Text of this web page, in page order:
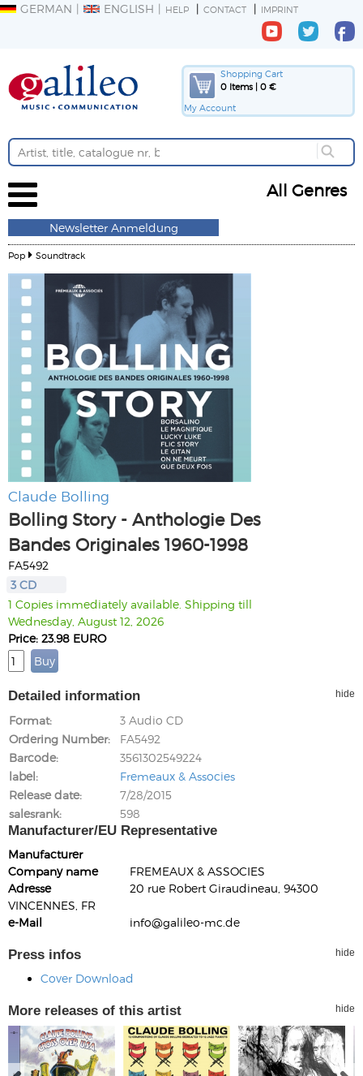
GERMAN ENGLISH HELP CONTACT IMPRINT
Shopping Cart
0 Items | 0 €
My Account
All Genres
Newsletter Anmeldung
Pop Soundtrack
Claude Bolling
Bolling Story - Anthologie Des
Bandes Originales 1960-1998
FA5492
3 CD
1 Copies immediately available. Shipping till
Wednesday, August 12, 2026
Price: 23.98 EURO
Detailed information hide
Format
3 Audio CD
Ordering Number
FA5492
Barcode
3561302549224
label
Fremeaux & Associes
Release date
7/28/2015
salesrank
598
Manufacturer/EU Representative
Manufacturer
Company name
FREMEAUX & ASSOCIES
Adresse
20 rue Robert Giraudineau, 94300
VINCENNES, FR
e-Mail
info@galileo-mc.de
Press infos hide
Cover Download
More releases of this artist hide